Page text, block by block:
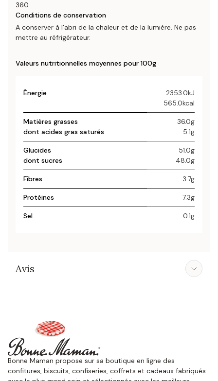
360
Conditions de conservation
A conserver à l'abri de la chaleur et de la lumière. Ne pas
mettre au réfrigérateur.
Valeurs nutritionnelles moyennes pour 100g
Énergie
2353.0kJ
565.0kcal
Matières grasses
36.0g
dont acides gras saturés
5.1g
Glucides
51.0g
dont sucres
48.0g
Fibres 3.7g
Protéines 7.3g
Sel 0.1g
Avis
Bonne Maman propose sur sa boutique en ligne des
confitures, biscuits, confiseries, coffrets et cadeaux fabriqués